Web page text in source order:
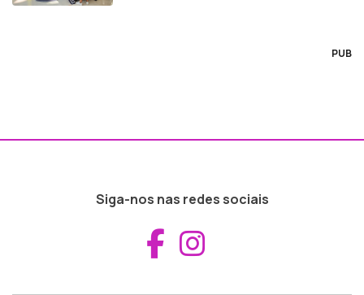
PUB
Siga-nos nas redes sociais
Aceder ao